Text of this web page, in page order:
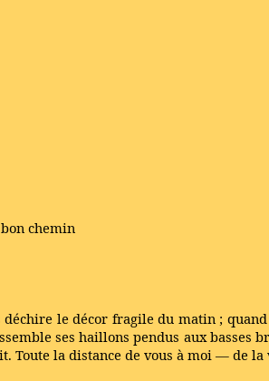
chemin
déchire le décor fragile du matin ;
ses haillons pendus aux basses
Toute la distance de vous à moi —